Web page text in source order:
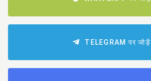
TELEGRAM पर जोड़ें